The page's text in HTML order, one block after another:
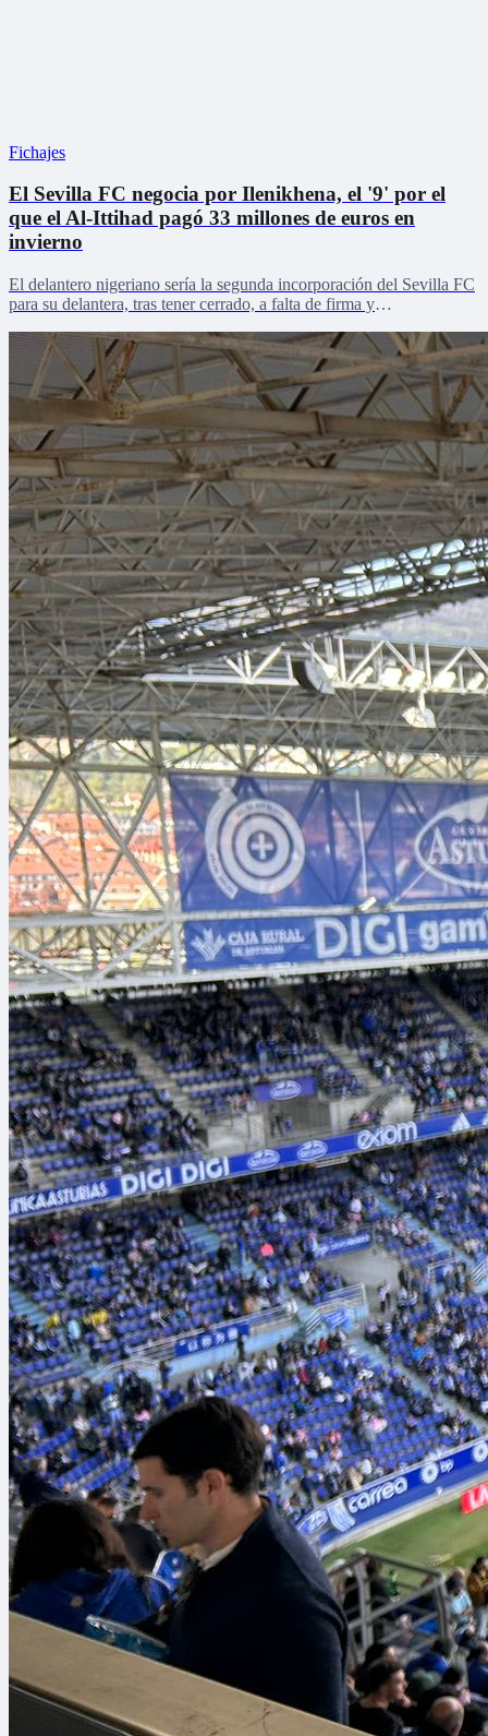
Fichajes
El Sevilla FC negocia por Ilenikhena, el '9' por el
que el Al-Ittihad pagó 33 millones de euros en
invierno
El delantero nigeriano sería la segunda incorporación del Sevilla FC
para su delantera, tras tener cerrado, a falta de firma y